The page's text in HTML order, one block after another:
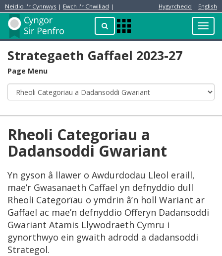
Neidio i'r Cynnwys | Ewch i'r Chwiliad | Hygyrchedd | English
ChwilioApps
Menu
Preswylydd
Strategaeth Gaffael 2023-27
Page Menu
Rheoli Categoriau a
Dadansoddi Gwariant
Yn gyson â llawer o Awdurdodau Lleol eraill,
mae’r Gwasanaeth Caffael yn defnyddio dull
Rheoli Categorïau o ymdrin â’n holl Wariant ar
Gaffael ac mae’n defnyddio Offeryn Dadansoddi
Gwariant Atamis Llywodraeth Cymru i
gynorthwyo ein gwaith adrodd a dadansoddi
Strategol.